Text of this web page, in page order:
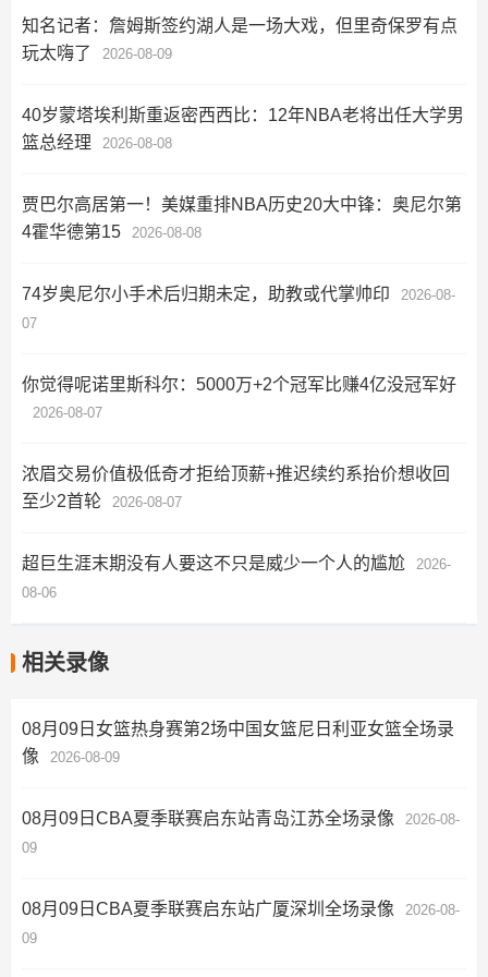
知名记者：詹姆斯签约湖人是一场大戏，但里奇保罗有点
玩太嗨了
2026-08-09
40岁蒙塔埃利斯重返密西西比：12年NBA老将出任大学男
篮总经理
2026-08-08
贾巴尔高居第一！美媒重排NBA历史20大中锋：奥尼尔第
4霍华德第15
2026-08-08
74岁奥尼尔小手术后归期未定，助教或代掌帅印
2026-08-
07
你觉得呢诺里斯科尔：5000万+2个冠军比赚4亿没冠军好
2026-08-07
浓眉交易价值极低奇才拒给顶薪+推迟续约系抬价想收回
至少2首轮
2026-08-07
超巨生涯末期没有人要这不只是威少一个人的尴尬
2026-
08-06
相关录像
08月09日女篮热身赛第2场中国女篮尼日利亚女篮全场录
像
2026-08-09
08月09日CBA夏季联赛启东站青岛江苏全场录像
2026-08-
09
08月09日CBA夏季联赛启东站广厦深圳全场录像
2026-08-
09